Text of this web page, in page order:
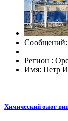
Сообщений:
Регион :
Имя: Петр
Химический ожог